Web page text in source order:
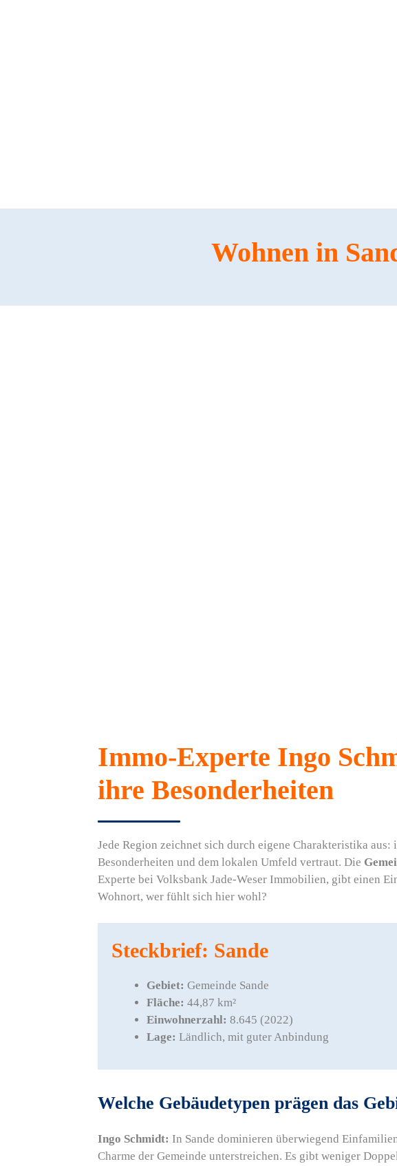
Wohnen in
Immo-Experte Ingo
ihre Besonderheiten
Jede Region zeichnet sich durch eigene Charakteristika
Besonderheiten und dem lokalen Umfeld vertraut. Die
Experte bei Volksbank Jade-Weser Immobilien, gibt einen
Wohnort, wer fühlt sich hier wohl?
Steckbrief: Sande
Gebiet: Gemeinde Sande
Fläche: 44,87 km²
Einwohnerzahl: 8.645 (2022)
Lage: Ländlich, mit guter Anbindung
Welche Gebäudetypen prägen das
Ingo Schmidt: In Sande dominieren überwiegend
Charme der Gemeinde unterstreichen. Es gibt weniger